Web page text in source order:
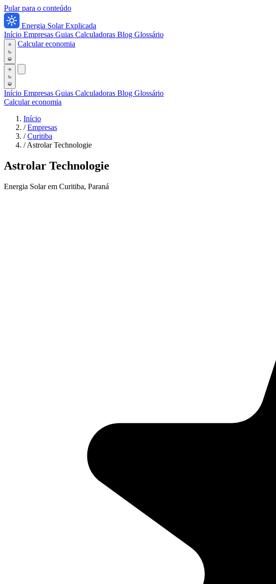
Pular para o conteúdo
Energia Solar Explicada
Início Empresas Guias Calculadoras Blog Glossário
Calcular economia
Início Empresas Guias Calculadoras Blog Glossário
Calcular economia
Início
/ Empresas
/ Curitiba
/ Astrolar Technologie
Astrolar Technologie
Energia Solar em Curitiba, Paraná